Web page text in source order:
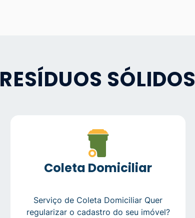
RESÍDUOS SÓLIDOS
Coleta Domiciliar
Serviço de Coleta Domiciliar Quer
regularizar o cadastro do seu imóvel?